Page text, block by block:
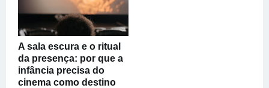
A sala escura e o ritual
da presença: por que a
infância precisa do
cinema como destino